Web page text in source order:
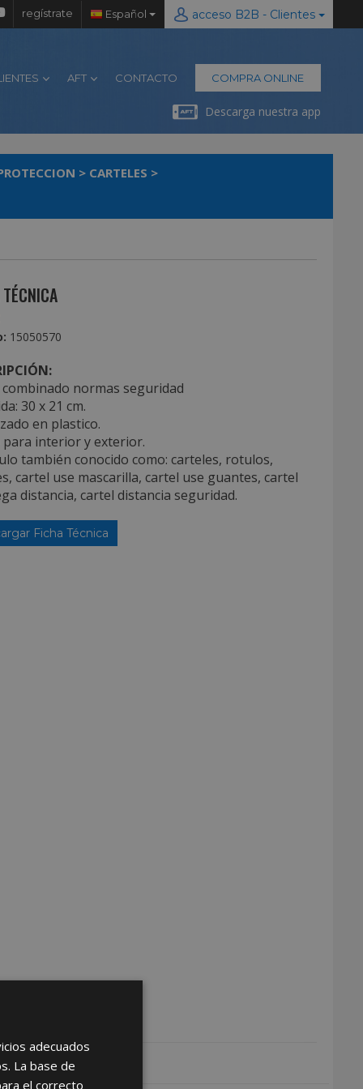
regístrate Español acceso B2B - Clientes
AFT CONTACTO COMPRA ONLINE
Descarga nuestra app
> CARTELES >
15050570
normas seguridad
30 x 21 cm.
en plastico.
para interior y exterior.
también conocido como: carteles, rotulos,
cartel use mascarilla, cartel use guantes, cartel
distancia, cartel distancia seguridad.
Ficha Técnica
adecuados
La base de
el correcto